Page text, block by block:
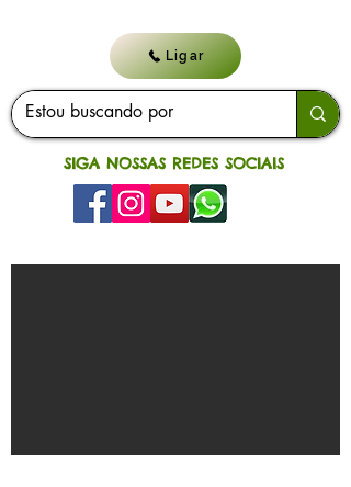
Ligar
SIGA NOSSAS REDES SOCIAIS